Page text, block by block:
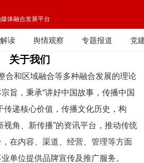
体融合发展平台
读 舆情观察 专题报道 党
关于我们
和区域融合等多种融合发展的理论
旨，秉承“讲好中国故事，传播中国
传递核心价值，传播文化历史，构
视角、新传播”的资讯平台，推动传统
在内容、渠道、经营、管理等方面
单位提供品牌宣传及推广服务。